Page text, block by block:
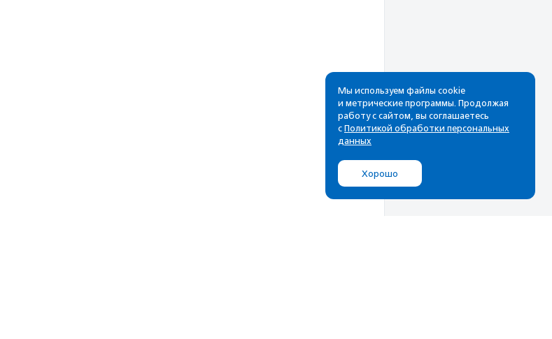
Рассылка
Cамые свежие новости,
почтовом ящике
Мы используем файлы cookie
и метрические программы. Продолжая
работу с сайтом, вы соглашаетесь
с Политикой обработки персональных
данных
Хорошо